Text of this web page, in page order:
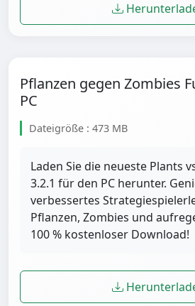
Pflanzen gegen Zombies
PC
Dateigröße : 473 MB
Laden Sie die neueste Plants
3.2.1 für den PC herunter.
verbessertes
Pflanzen, Zombies und
100 % kostenloser Download!